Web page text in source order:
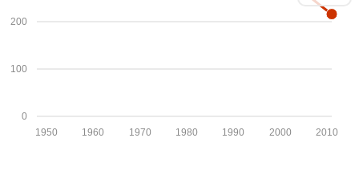
0
100
200
2010
2000
1990
1980
1970
1960
1950